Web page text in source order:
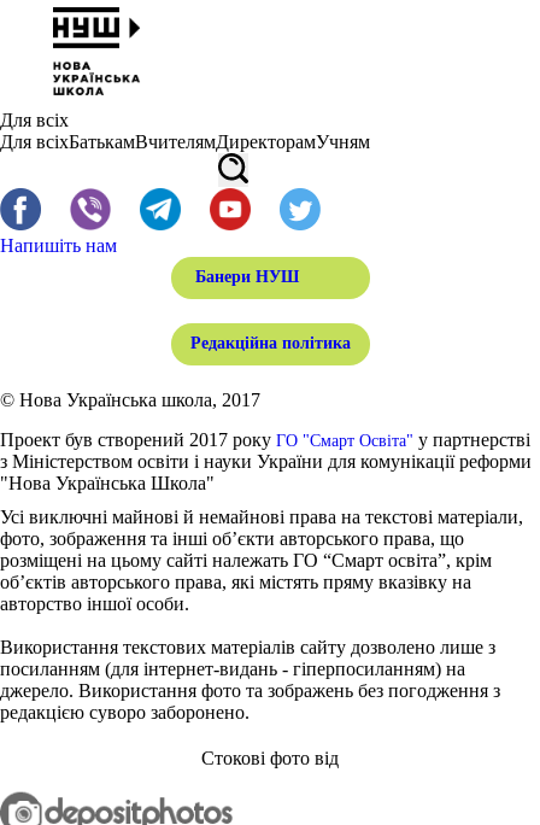
Для всіх
Для всіхБатькамВчителямДиректорамУчням
Напишіть нам
Банери НУШ
Редакційна політика
© Нова Українська школа, 2017
Проект був створений 2017 року ГО "Смарт Освіта" у партнерстві
з Міністерством освіти і науки України для комунікації реформи
"Нова Українська Школа"
Усі виключні майнові й немайнові права на текстові матеріали,
фото, зображення та інші об’єкти авторського права, що
розміщені на цьому сайті належать ГО “Смарт освіта”, крім
об’єктів авторського права, які містять пряму вказівку на
авторство іншої особи.
Використання текстових матеріалів сайту дозволено лише з
посиланням (для інтернет-видань - гіперпосиланням) на
джерело. Використання фото та зображень без погодження з
редакцією суворо заборонено.
Стокові фото від